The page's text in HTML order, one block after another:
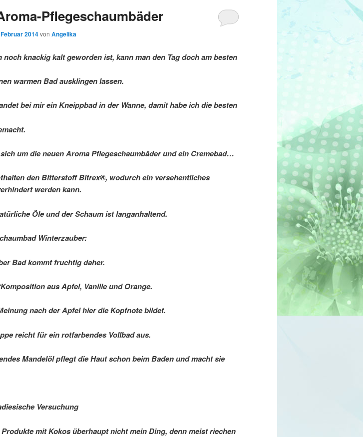
Pflegeschaumbäder
2014von Angelika
noch knackig kalt geworden ist, kann man den Tag doch am besten
warmen Bad ausklingen lassen.
bei mir ein Kneippbad in der Wanne, damit habe ich die besten
um die neuen Aroma Pflegeschaumbäder und ein Cremebad…
den Bitterstoff Bitrex®, wodurch ein versehentliches
werden kann.
Öle und der Schaum ist langanhaltend.
Winterzauber:
Bad kommt fruchtig daher.
aus Apfel, Vanille und Orange.
nach der Apfel hier die Kopfnote bildet.
reicht für ein rotfarbendes Vollbad aus.
Mandelöl pflegt die Haut schon beim Baden und macht sie
Versuchung
mit Kokos überhaupt nicht mein Ding, denn meist riechen